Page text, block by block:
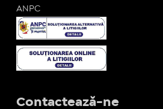
ANPC
Contactează-ne